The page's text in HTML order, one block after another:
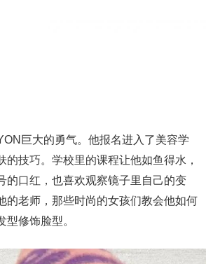
巨大的勇气。他报名进入了美容学
的技巧。学校里的课程让他如鱼得水，
的口红，也喜欢观察镜子里自己的变
的老师，那些时尚的女孩们教会他如何
型修饰脸型。